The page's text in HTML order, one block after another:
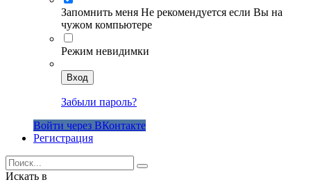
Запомнить меня Не рекомендуется если Вы на
чужом компьютере
Режим невидимки
Вход
Забыли пароль?
Войти через ВКонтакте
Регистрация
Искать в